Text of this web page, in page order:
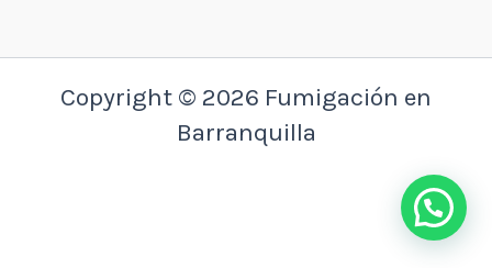
Copyright © 2026 Fumigación en
Barranquilla